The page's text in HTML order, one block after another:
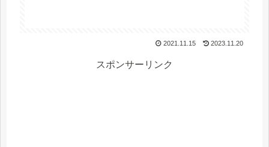
2021.11.15 2023.11.20
スポンサーリンク